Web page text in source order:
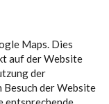
Maps. Dies
auf der Website
der
der Website